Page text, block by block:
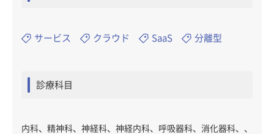
サービス クラウド SaaS 分離型
診療科目
内科、精神科、神経科、神経内科、呼吸器科、消化器科、、